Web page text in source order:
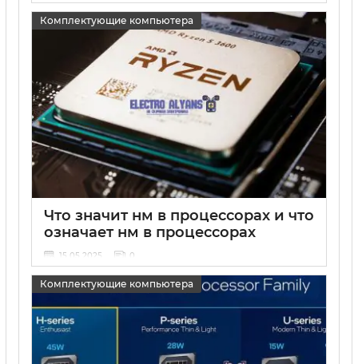
Комплектующие компьютера
Что значит нм в процессорах и что
означает нм в процессорах
15 05 2025 0
Комплектующие компьютера